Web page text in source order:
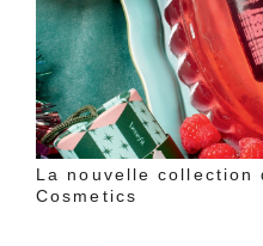
La nouvelle collection
Cosmetics